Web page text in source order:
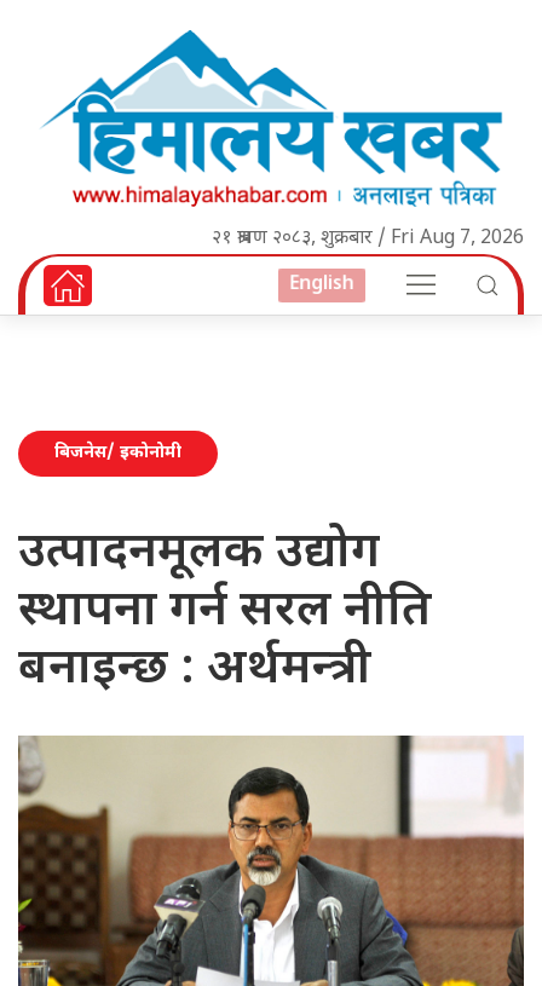
२१ श्रावण २०८३, शुक्रबार / Fri Aug 7, 2026
English
बिजनेस/ इकोनोमी
उत्पादनमूलक उद्योग
स्थापना गर्न सरल नीति
बनाइन्छ : अर्थमन्त्री